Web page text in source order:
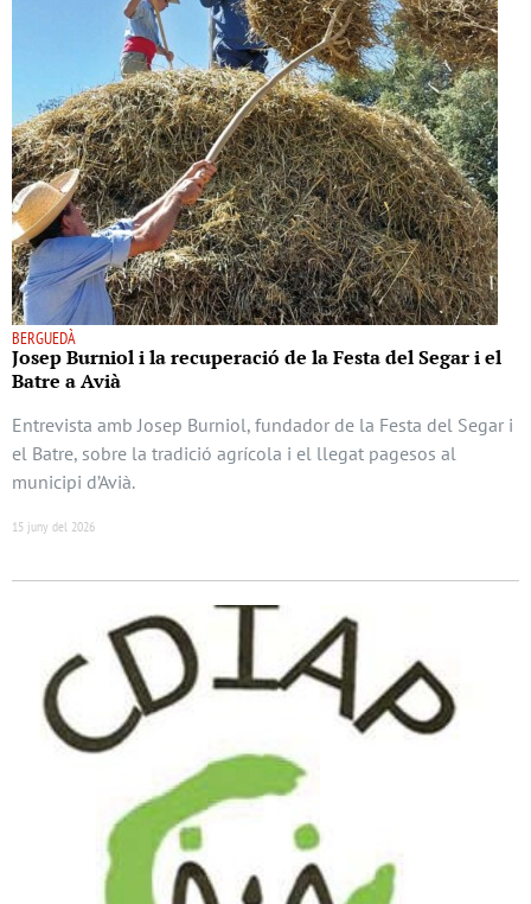
BERGUEDÀ
Josep Burniol i la recuperació de la Festa del Segar i el
Batre a Avià
Entrevista amb Josep Burniol, fundador de la Festa del Segar i
el Batre, sobre la tradició agrícola i el llegat pagesos al
municipi d’Avià.
15 juny del 2026